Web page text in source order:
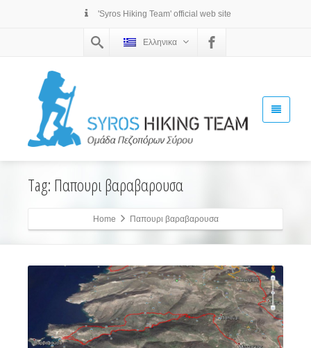
'Syros Hiking Team' official web site
Ελληνικα
Tag: Παπουρι βαραβαρουσα
Home Παπουρι βαραβαρουσα